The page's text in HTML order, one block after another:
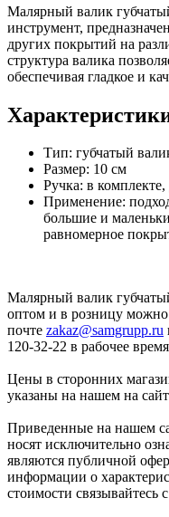
Малярный валик
инструмент,
других покрытий на
структура валика
обеспечивая гладкое и
Тип: губчатый
Размер: 10 см
Ручка: в комплекте,
Применение:
большие и
равномерное
Малярный валик
оптом и в розницу можно
почте zakaz@samgrupp.ru
120-32-22 в рабочее
Цены в сторонних
указаны на нашем на
Приведенные на нашем
носят исключительно
являются публичной
информации о
стоимости